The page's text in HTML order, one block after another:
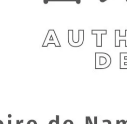
力的設計師親自構思造型與色彩
現的小奇蹟，作品既有可愛故事
型油畫般的安靜層次與光影。
自的軌道，是每件飾品獨有的表